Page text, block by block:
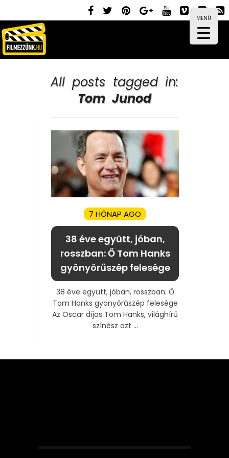
MENÜ
All posts tagged in:
Tom Junod
7 HÓNAP AGO
38 éve együtt, jóban,
rosszban: Ő Tom Hanks
gyönyörűszép felesége
38 éve együtt, jóban, rosszban: Ő
Tom Hanks gyönyörűszép felesége
Az Oscar díjas Tom Hanks, világhírű
színész azt ...